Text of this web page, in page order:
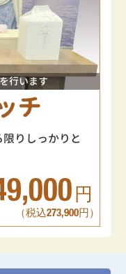
行います
チ
りしっかりと
円
（税込273,900円）